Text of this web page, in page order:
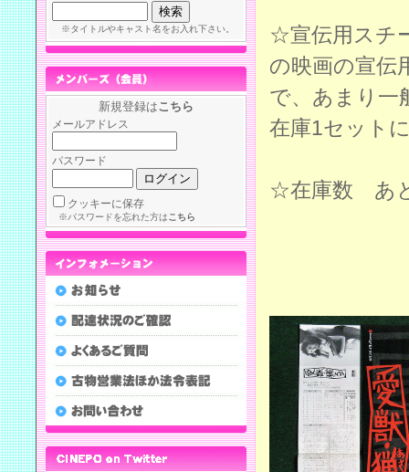
☆宣伝用スチ
の映画の宣伝
で、あまり一
在庫1セット
☆在庫数 あ
※タイトルやキャスト名をお入れ下さい。
新規登録はこちら
メールアドレス
パスワード
クッキーに保存
※パスワードを忘れた方はこちら